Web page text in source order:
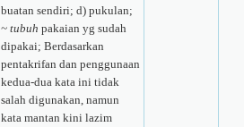
buatan sendiri; d) pukulan;
~ tubuh pakaian yg sudah
dipakai; Berdasarkan
pentakrifan dan penggunaan
kedua-dua kata ini tidak
salah digunakan, namun
kata mantan kini lazim